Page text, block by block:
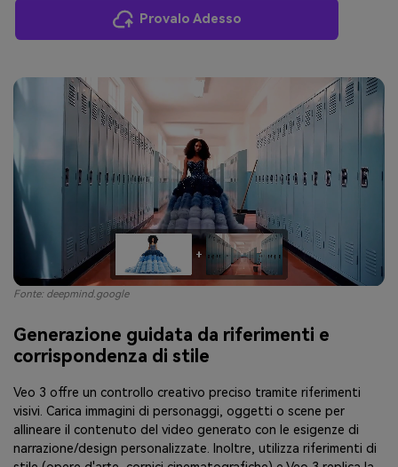
Provalo Adesso
Generazione guidata da riferimenti e
corrispondenza di stile
Veo 3 offre un controllo creativo preciso tramite riferimenti
visivi. Carica immagini di personaggi, oggetti o scene per
allineare il contenuto del video generato con le esigenze di
narrazione/design personalizzate. Inoltre, utilizza riferimenti di
Fonte: deepmind.google